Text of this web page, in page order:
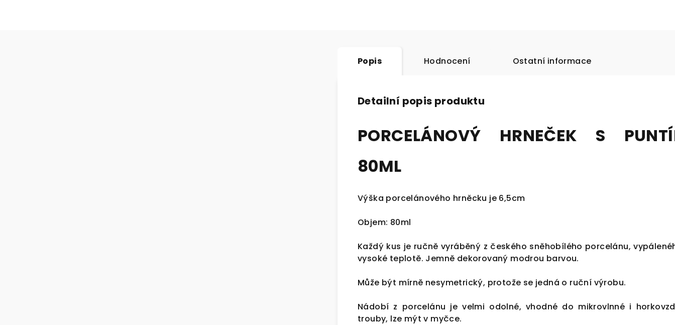
Popis Hodnocení Ostatní informace
Detailní popis produktu
PORCELÁNOVÝ HRNEČEK S
80ML
Výška porcelánového hrněcku je 6,5cm
Objem: 80ml
Každý kus je ručně vyráběný z českého sněhobílého porcelánu,
vysoké teplotě. Jemně dekorovaný modrou barvou.
Může být mírně nesymetrický, protože se jedná o ruční výrobu.
Nádobí z porcelánu je velmi odolné, vhodné do mikrovlnné i
trouby, lze mýt v myčce.